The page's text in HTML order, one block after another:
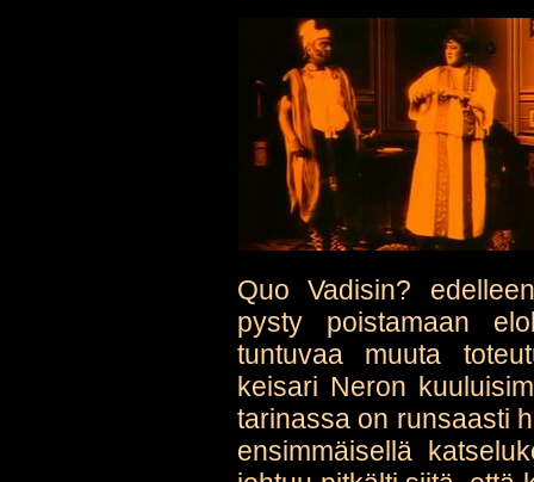
Quo Vadisin?
pysty poistamaan
tuntuvaa muuta
keisari Neron
tarinassa on runsaasti
ensimmäisellä